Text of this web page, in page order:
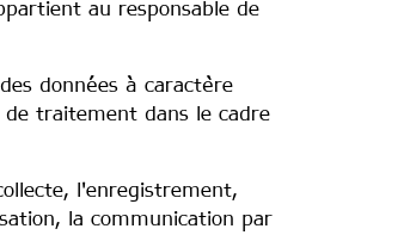
au responsable de
données à caractère
traitement dans le cadre
l'enregistrement,
la communication par